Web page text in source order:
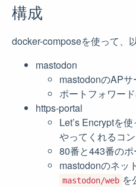
構成
docker-composeを使って、
mastodon
mastodonのAPサ
ポートフォワー
https-portal
Let’s Encryptを
やってくれるコ
80番と443番の
mastodonのネッ
mastodon/web を